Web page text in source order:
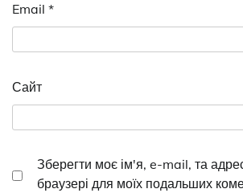
Email *
Сайт
Зберегти моє ім'я, e-mail, та
браузері для моїх подальших